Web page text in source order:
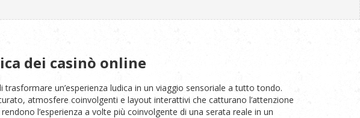
dei casinò online
un’esperienza ludica in un viaggio sensoriale a tutto tondo.
atmosfere coinvolgenti e layout interattivi che catturano l’attenzione
l’esperienza a volte più coinvolgente di una serata reale in un